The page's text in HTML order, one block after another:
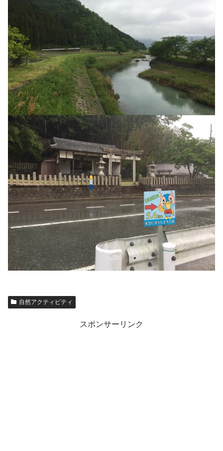
自然アクティビティ
スポンサーリンク